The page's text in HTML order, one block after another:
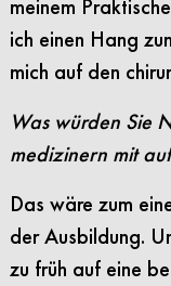
meinem
ich einen Hang
mich auf den
Was würden Sie
medizinern mit
Das wäre zum
der Ausbildung.
zu früh auf eine